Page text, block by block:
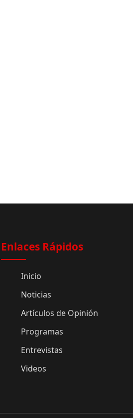
Enlaces Rápidos
Inicio
Noticias
Artículos de Opinión
Programas
Entrevistas
Videos